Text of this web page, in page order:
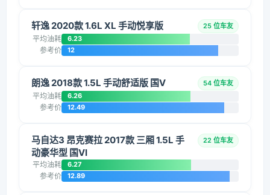
轩逸 2020款 1.6L XL 手动悦享版 25 位车友
平均油耗 6.23
参考价 12
朗逸 2018款 1.5L 手动舒适版 国V 54 位车友
平均油耗 6.26
参考价 12.49
马自达3 昂克赛拉 2017款 三厢 1.5L 手
动豪华型 国VI
22 位车友
平均油耗 6.27
参考价 12.89